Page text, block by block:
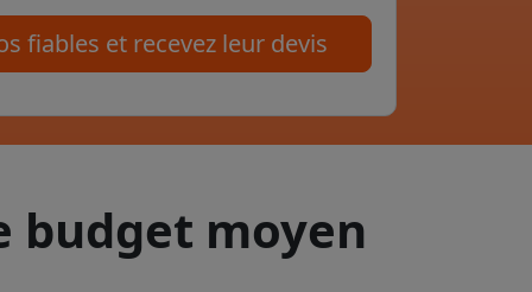
fiables et recevez leur devis
budget moyen